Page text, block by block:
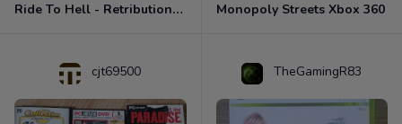
Ride To Hell - Retribution Xbox 360 Monopoly Streets Xbox 360
cjt69500 TheGamingR83